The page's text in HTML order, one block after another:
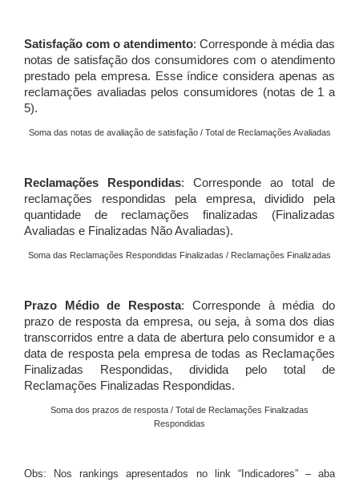
Satisfação com o atendimento: Corresponde à média das
notas de satisfação dos consumidores com o atendimento
prestado pela empresa. Esse índice considera apenas as
reclamações avaliadas pelos consumidores (notas de 1 a
5).
Soma das notas de avaliação de satisfação / Total de Reclamações Avaliadas
Reclamações Respondidas: Corresponde ao total de
reclamações respondidas pela empresa, dividido pela
quantidade de reclamações finalizadas (Finalizadas
Avaliadas e Finalizadas Não Avaliadas).
Soma das Reclamações Respondidas Finalizadas / Reclamações Finalizadas
Prazo Médio de Resposta: Corresponde à média do
prazo de resposta da empresa, ou seja, à soma dos dias
transcorridos entre a data de abertura pelo consumidor e a
data de resposta pela empresa de todas as Reclamações
Finalizadas Respondidas, dividida pelo total de
Reclamações Finalizadas Respondidas.
Soma dos prazos de resposta / Total de Reclamações Finalizadas
Respondidas
Obs: Nos rankings apresentados no link “Indicadores” – aba